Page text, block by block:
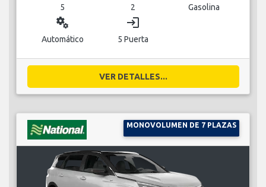
5 2 Gasolina
miscellaneous_services
Automático
login
5 Puerta
VER DETALLES...
MONOVOLUMEN DE 7 PLAZAS